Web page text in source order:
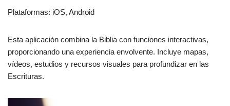
Plataformas: iOS, Android
Esta aplicación combina la Biblia con funciones interactivas,
proporcionando una experiencia envolvente. Incluye mapas,
vídeos, estudios y recursos visuales para profundizar en las
Escrituras.